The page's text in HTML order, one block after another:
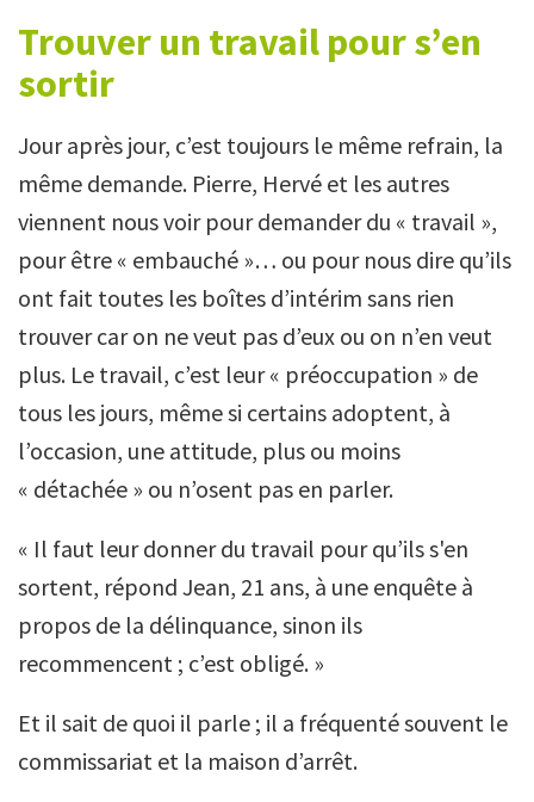
Trouver un travail pour s’en
sortir
Jour après jour, c’est toujours le même refrain, la
même demande. Pierre, Hervé et les autres
viennent nous voir pour demander du « travail »,
pour être « embauché »… ou pour nous dire qu’ils
ont fait toutes les boîtes d’intérim sans rien
trouver car on ne veut pas d’eux ou on n’en veut
plus. Le travail, c’est leur « préoccupation » de
tous les jours, même si certains adoptent, à
l’occasion, une attitude, plus ou moins
« détachée » ou n’osent pas en parler.
« Il faut leur donner du travail pour qu’ils s'en
sortent, répond Jean, 21 ans, à une enquête à
propos de la délinquance, sinon ils
recommencent ; c’est obligé. »
Et il sait de quoi il parle ; il a fréquenté souvent le
commissariat et la maison d’arrêt.